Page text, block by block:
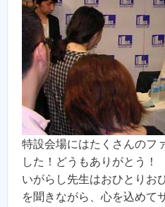
特設会場にはたくさんのフ
した！どうもありがとう！
いがらし先生はおひとりお
を聞きながら、心を込めて